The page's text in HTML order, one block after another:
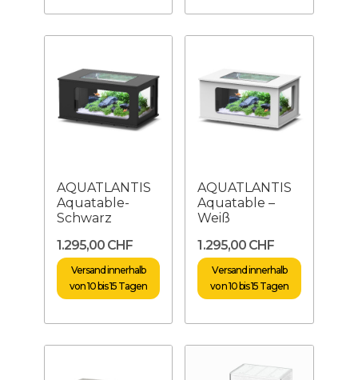
AQUATLANTIS
Aquatable-
Schwarz
1.295,00 CHF
Versand innerhalb
von 10 bis 15 Tagen
AQUATLANTIS
Aquatable –
Weiß
1.295,00 CHF
Versand innerhalb
von 10 bis 15 Tagen